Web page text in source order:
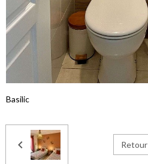
Basilic
Retour